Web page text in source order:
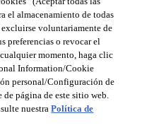
el almacenamiento de todas
voluntariamente de
preferencias o revocar el
momento, haga clic
Information/Cookie
personal/Configuración de
de página de este sitio web.
nuestraPolítica de